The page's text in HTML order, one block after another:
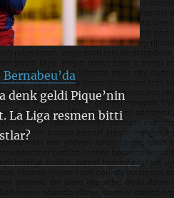
Bernabeu’da
denk geldi Pique’nin
La Liga resmen bitti